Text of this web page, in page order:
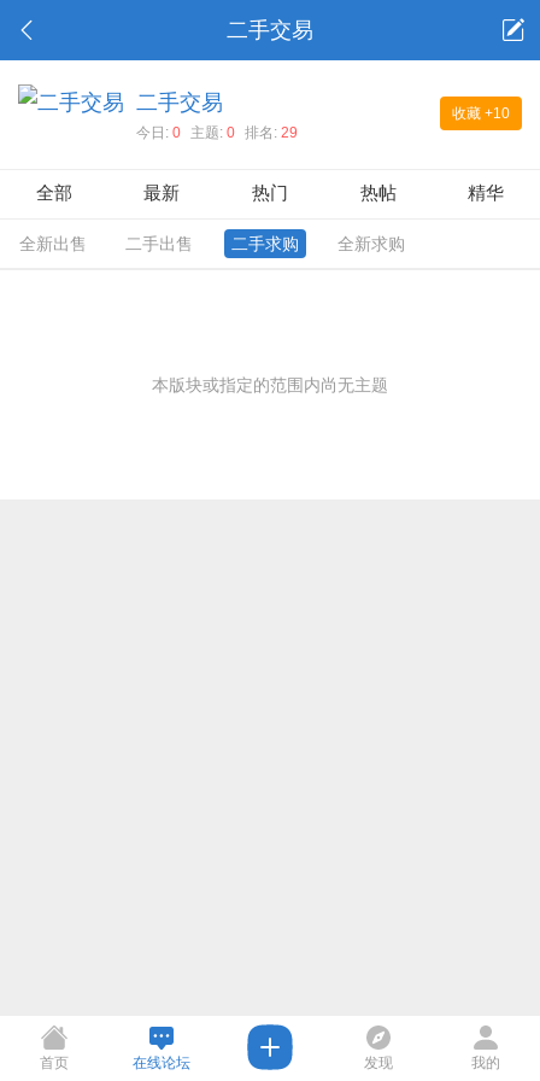
二手交易
收藏 +10
二手交易
今日: 0 主题: 0 排名: 29
全部 最新 热门 热帖 精华
全新出售 二手出售 二手求购 全新求购
本版块或指定的范围内尚无主题
首页 在线论坛 发现 我的